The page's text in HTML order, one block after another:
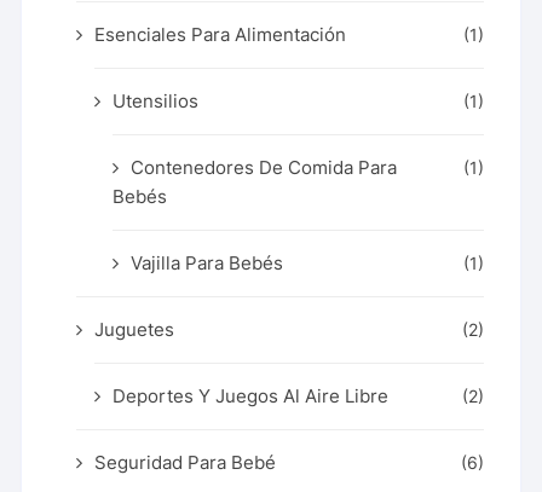
Esenciales Para Alimentación (1)
Utensilios (1)
Contenedores De Comida Para
Bebés
(1)
Vajilla Para Bebés (1)
Juguetes (2)
Deportes Y Juegos Al Aire Libre (2)
Seguridad Para Bebé (6)